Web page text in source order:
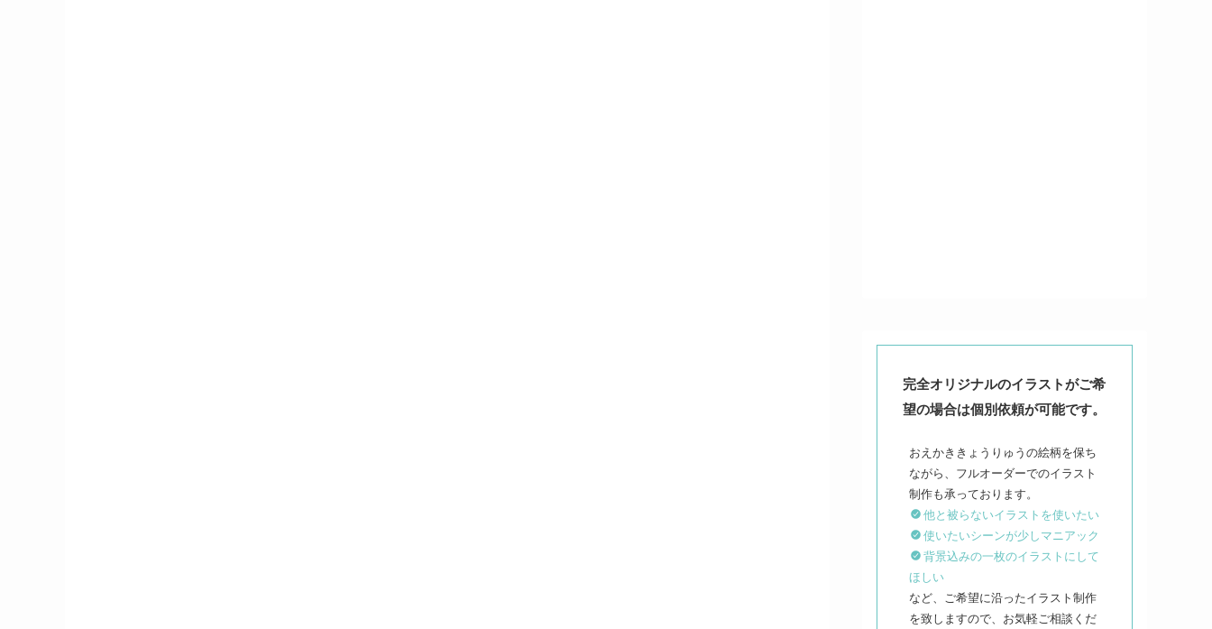
完全オリジナルのイラストがご希
望の場合は個別依頼が可能です。
おえかききょうりゅうの絵柄を保ち
ながら、フルオーダーでのイラスト
他と被らないイラストを使いたい
使いたいシーンが少しマニアック
背景込みの一枚のイラストにして
ほしい
など、ご希望に沿ったイラスト制作
を致しますので、お気軽ご相談くだ